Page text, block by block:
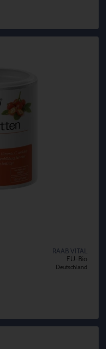
RAAB VITAL
EU-Bio
Deutschland